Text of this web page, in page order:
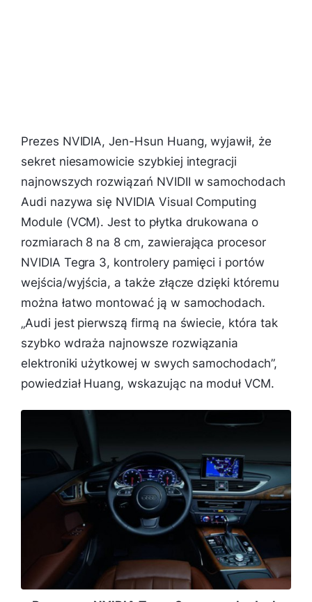
Prezes NVIDIA, Jen-Hsun Huang, wyjawił, że
sekret niesamowicie szybkiej integracji
najnowszych rozwiązań NVIDII w samochodach
Audi nazywa się NVIDIA Visual Computing
Module (VCM). Jest to płytka drukowana o
rozmiarach 8 na 8 cm, zawierająca procesor
NVIDIA Tegra 3, kontrolery pamięci i portów
wejścia/wyjścia, a także złącze dzięki któremu
można łatwo montować ją w samochodach.
„Audi jest pierwszą firmą na świecie, która tak
szybko wdraża najnowsze rozwiązania
elektroniki użytkowej w swych samochodach”,
powiedział Huang, wskazując na moduł VCM.